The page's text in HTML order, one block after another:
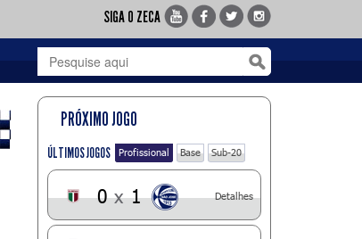
SIGA O ZECA
PRÓXIMO JOGO
ÚLTIMOS JOGOS Profissional Base Sub-20
0 x 1 Detalhes